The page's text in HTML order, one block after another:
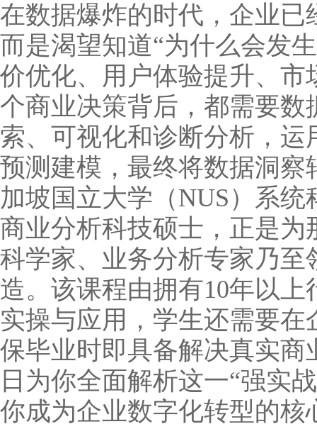
在数据爆炸的时代，企业已
而是渴望知道“为什么会发
价优化、用户体验提升、
个商业决策背后，都需要
索、可视化和诊断分析，
预测建模，最终将数据洞
加坡国立大学（NUS）系
商业分析科技硕士，正是
科学家、业务分析专家乃
造。该课程由拥有10年以
实操与应用，学生还需要
保毕业时即具备解决真实
日为你全面解析这一“强实
你成为企业数字化转型的核